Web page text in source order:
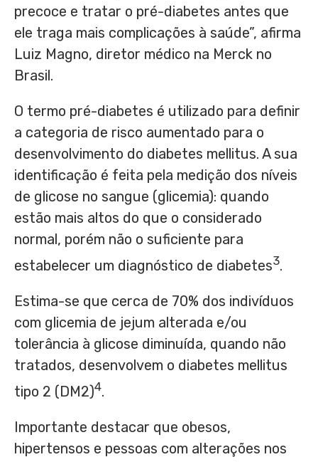
precoce e tratar o pré-diabetes antes que
ele traga mais complicações à saúde”, afirma
Luiz Magno, diretor médico na Merck no
Brasil.
O termo pré-diabetes é utilizado para definir
a categoria de risco aumentado para o
desenvolvimento do diabetes mellitus. A sua
identificação é feita pela medição dos níveis
de glicose no sangue (glicemia): quando
estão mais altos do que o considerado
normal, porém não o suficiente para
estabelecer um diagnóstico de diabetes3.
Estima-se que cerca de 70% dos indivíduos
com glicemia de jejum alterada e/ou
tolerância à glicose diminuída, quando não
tratados, desenvolvem o diabetes mellitus
tipo 2 (DM2)4.
Importante destacar que obesos,
hipertensos e pessoas com alterações nos